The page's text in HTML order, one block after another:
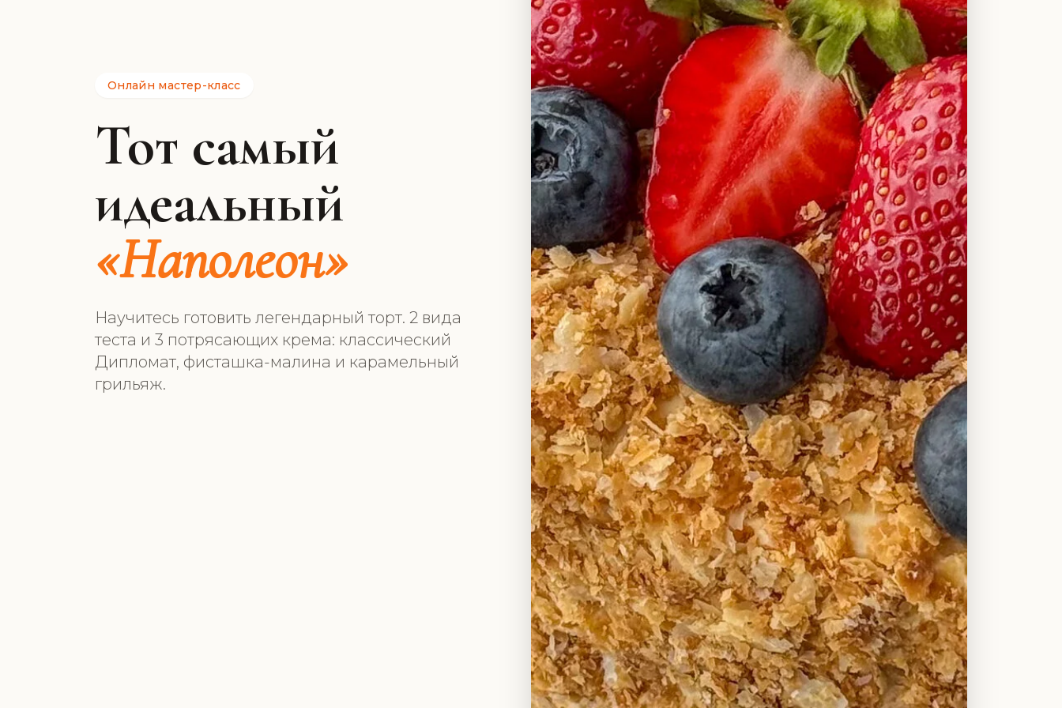
Онлайн мастер-класс
Тот самый
идеальный
«Наполеон»
Научитесь готовить легендарный торт. 2 вида
теста и 3 потрясающих крема: классический
Дипломат, фисташка-малина и карамельный
грильяж.